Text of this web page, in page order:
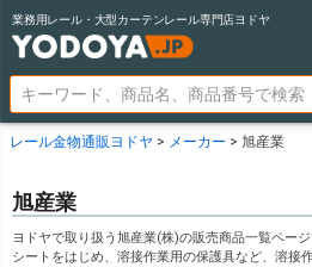
業務用レール・大型カーテンレール専門店ヨドヤ
レール金物通販ヨドヤ メーカー 旭産業
旭産業
ヨドヤで取り扱う旭産業(株)の販売商品一覧ペー
シートをはじめ、溶接作業用の保護具など、溶接